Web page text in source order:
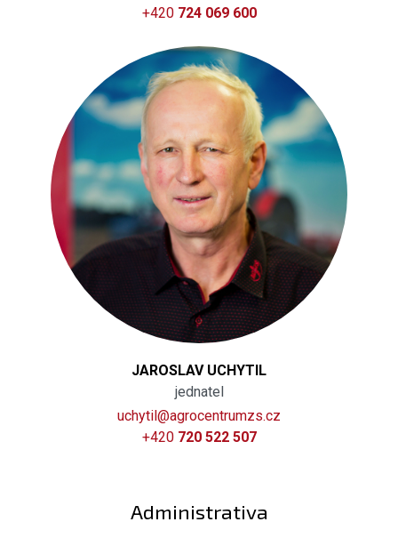
+420 724 069 600
JAROSLAV UCHYTIL
jednatel
uchytil@agrocentrumzs.cz
+420 720 522 507
Administrativa